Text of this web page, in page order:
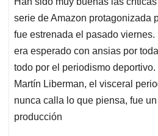
s
A
p
p
b
o
o
k
e
d
I
n
l
a
d
s
serie de Amazon protagonizada
fue estrenada el pasado
era esperado con ansias por
todo por el periodismo
Martín Liberman, el visceral
nunca calla lo que piensa, fue
producción